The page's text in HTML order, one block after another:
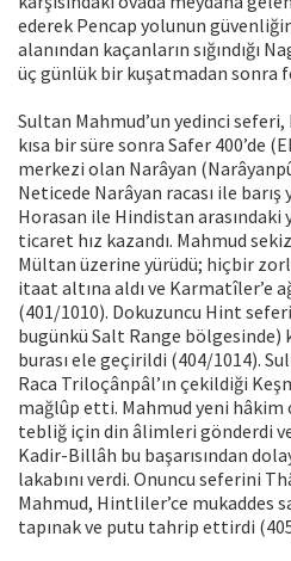
ederek Pencap yolunun
alanından kaçanların sığındığı
üç günlük bir kuşatmadan sonra
Sultan Mahmud’un yedinci
kısa bir süre sonra Safer 400’de
merkezi olan Narâyan
Neticede Narâyan racası ile barış
Horasan ile Hindistan arasındaki
ticaret hız kazandı. Mahmud
Mültan üzerine yürüdü; hiçbir
itaat altına aldı ve Karmatîler’e
(401/1010). Dokuzuncu Hint
bugünkü Salt Range bölgesinde)
burası ele geçirildi (404/1014).
Raca Triloçânpâl’ın çekildiği
mağlûp etti. Mahmud yeni
tebliğ için din âlimleri gönderdi
Kadir-Billâh bu başarısından
lakabını verdi. Onuncu seferini
Mahmud, Hintliler’ce mukaddes
tapınak ve putu tahrip ettirdi